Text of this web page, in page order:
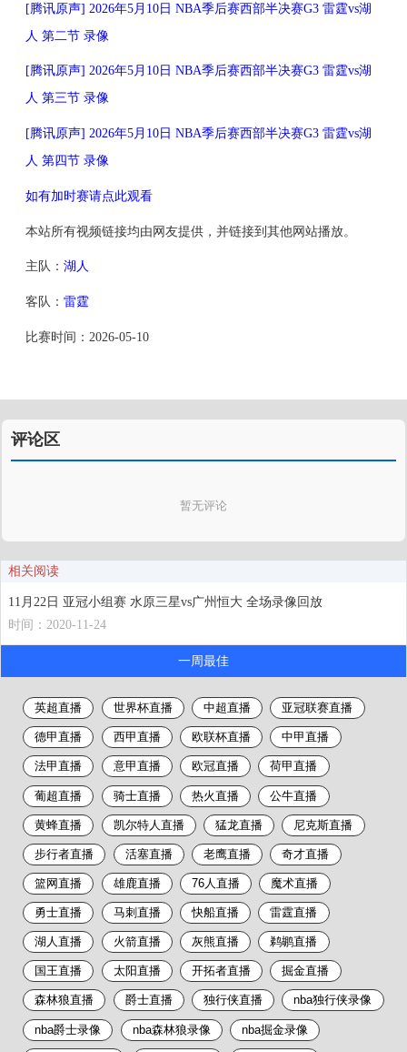
[腾讯原声] 2026年5月10日 NBA季后赛西部半决赛G3 雷霆vs湖
人 第二节 录像
[腾讯原声] 2026年5月10日 NBA季后赛西部半决赛G3 雷霆vs湖
人 第三节 录像
[腾讯原声] 2026年5月10日 NBA季后赛西部半决赛G3 雷霆vs湖
人 第四节 录像
如有加时赛请点此观看
本站所有视频链接均由网友提供，并链接到其他网站播放。
主队： 湖人
客队： 雷霆
比赛时间：2026-05-10
评论区
暂无评论
相关阅读
11月22日 亚冠小组赛 水原三星vs广州恒大 全场录像回放
时间：2020-11-24
一周最佳
英超直播 世界杯直播 中超直播 亚冠联赛直播
德甲直播 西甲直播 欧联杯直播 中甲直播
法甲直播 意甲直播 欧冠直播 荷甲直播
葡超直播 骑士直播 热火直播 公牛直播
黄蜂直播 凯尔特人直播 猛龙直播 尼克斯直播
步行者直播 活塞直播 老鹰直播 奇才直播
篮网直播 雄鹿直播 76人直播 魔术直播
勇士直播 马刺直播 快船直播 雷霆直播
湖人直播 火箭直播 灰熊直播 鹈鹕直播
国王直播 太阳直播 开拓者直播 掘金直播
森林狼直播 爵士直播 独行侠直播 nba独行侠录像
nba爵士录像 nba森林狼录像 nba掘金录像